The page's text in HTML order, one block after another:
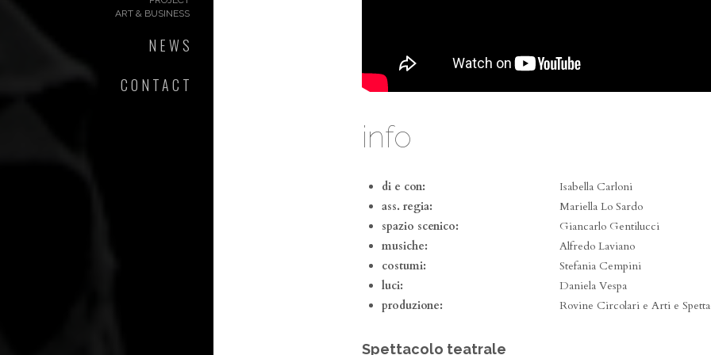
ART & BUSINESS
NEWS
CONTACT
info
di e con:
Isabella Carloni
ass. regia:
Mariella Lo Sardo
spazio scenico:
Giancarlo Gentilucci
musiche:
Alfredo Laviano
costumi:
Stefania Cempini
luci:
Daniela Vespa
produzione:
Rovine Circolari e Arti e
Spettacolo teatrale